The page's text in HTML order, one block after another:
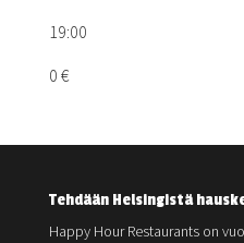
19:00
0 €
Tehdään Helsingistä
Happy Hour Restaurants on